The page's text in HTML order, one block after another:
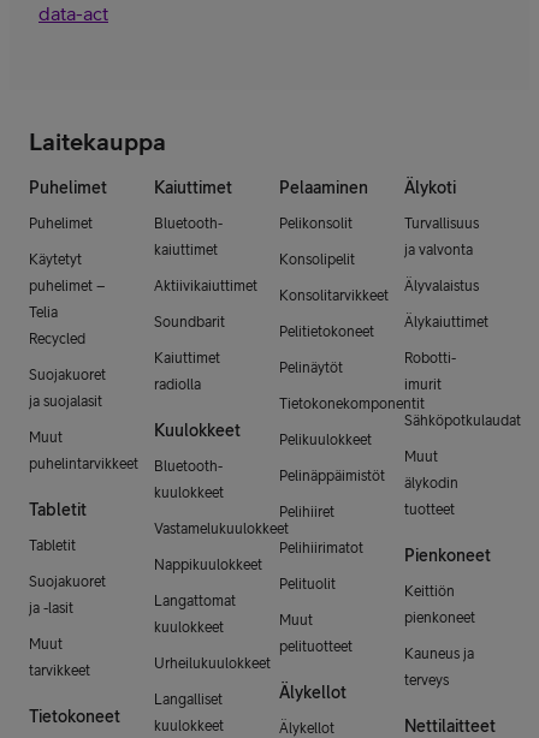
data-act
Laitekauppa
Puhelimet
Puhelimet
Käytetyt
puhelimet –
Telia
Recycled
Suojakuoret
ja suojalasit
Muut
puhelintarvikkeet
Tabletit
Tabletit
Suojakuoret
ja -lasit
Muut
tarvikkeet
Tietokoneet
Kaiuttimet
Bluetooth-
kaiuttimet
Aktiivikaiuttimet
Soundbarit
Kaiuttimet
radiolla
Kuulokkeet
Bluetooth-
kuulokkeet
Vastamelukuulokkeet
Nappikuulokkeet
Langattomat
kuulokkeet
Urheilukuulokkeet
Langalliset
kuulokkeet
Pelaaminen
Pelikonsolit
Konsolipelit
Konsolitarvikkeet
Pelitietokoneet
Pelinäytöt
Tietokonekomponentit
Pelikuulokkeet
Pelinäppäimistöt
Pelihiiret
Pelihiirimatot
Pelituolit
Muut
pelituotteet
Älykellot
Älykellot
Älykoti
Turvallisuus
ja valvonta
Älyvalaistus
Älykaiuttimet
Robotti-
imurit
Sähköpotkulaudat
Muut
älykodin
tuotteet
Pienkoneet
Keittiön
pienkoneet
Kauneus ja
terveys
Nettilaitteet